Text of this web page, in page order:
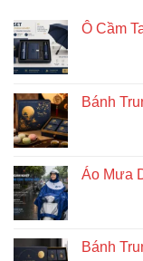
Ô Cầm
Bánh
Áo Mưa
Bánh